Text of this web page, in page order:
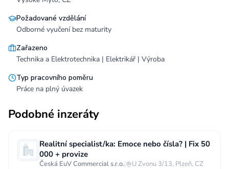
Požadované vzdělání
Odborné vyučení bez maturity
Zařazeno
Technika a Elektrotechnika | Elektrikář | Výroba
Typ pracovního poměru
Práce na plný úvazek
Podobné inzeráty
Realitní specialist/ka: Emoce nebo čísla? | Fix 50
000 + provize
Česká EuV Commercial s.r.o.| U Zvonu 3/13, Plzeň, CZ